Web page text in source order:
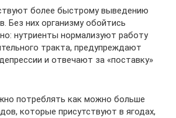
более быстрому выведению
Без них организму обойтись
нутриенты нормализуют работу
тракта, предупреждают
и отвечают за «поставку»
потреблять как можно больше
которые присутствуют в ягодах,